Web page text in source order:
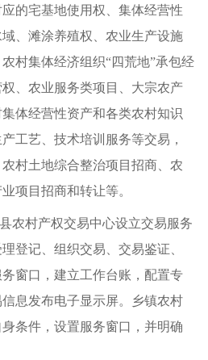
的宅基地使用权、集体经营性
、滩涂养殖权、农业生产设施
村集体经济组织“四荒地”承包经
、农业服务类项目、大宗农产
体经营性资产和各类农村知识
工艺、技术培训服务等交易，
村土地综合整治项目招商、农
项目招商和转让等。
农村产权交易中心设立交易服务
登记、组织交易、交易鉴证、
窗口，建立工作台账，配置专
息发布电子显示屏。乡镇农村
条件，设置服务窗口，并明确